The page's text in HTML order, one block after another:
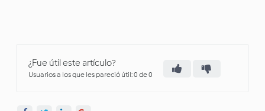
¿Fue útil este artículo?
Usuarios a los que les pareció útil: 0 de 0